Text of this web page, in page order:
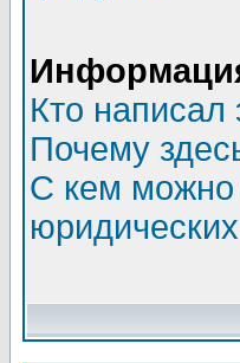
Кто
Почему
С кем можно